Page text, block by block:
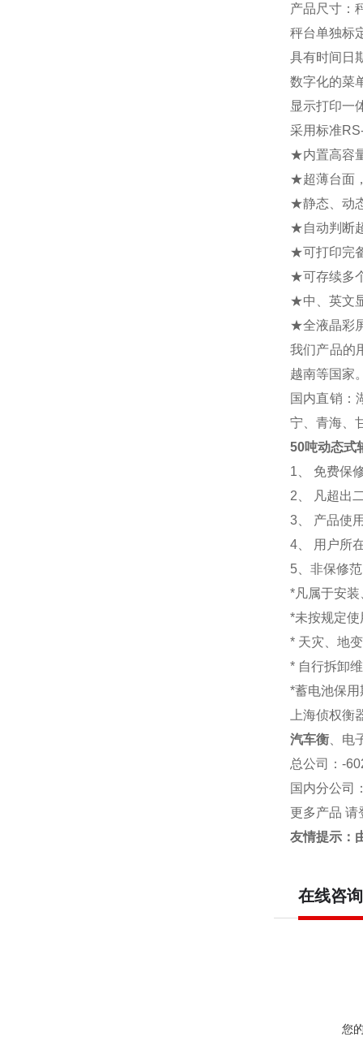
产品尺寸：
秤台单独标
具有时间日
数字化的菜
显示打印一
采用标准
★内置高容
★超薄台面
★静态、动
★自动判断
★可打印完
★可存续多
★中、英文
★全液晶彩
我们产品的
越南等国家
国内直销：
宁、青海、
50吨动态式
1 、 免费保
2、 凡超出
3、 产品使
4、 用户所
5、非保修
*凡属于安
*未按规定
* 天灾、地
* 自行拆卸
*蓄电池保用
上海侦权
汽车衡 、
总公司
：-
国内分公司
更多产品 请
友情提示：
在线咨询
您